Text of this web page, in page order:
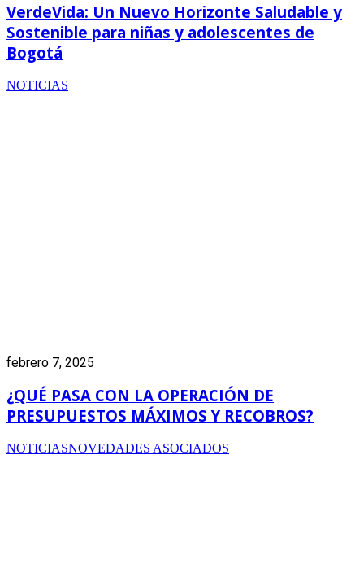
VerdeVida: Un Nuevo Horizonte Saludable y
Sostenible para niñas y adolescentes de
Bogotá
NOTICIAS
febrero 7, 2025
¿QUÉ PASA CON LA OPERACIÓN DE
PRESUPUESTOS MÁXIMOS Y RECOBROS?
NOTICIASNOVEDADES ASOCIADOS